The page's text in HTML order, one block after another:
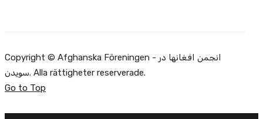
Copyright © Afghanska Föreningen - انجمن افغانها در
سویدن. Alla rättigheter reserverade.
Go to Top